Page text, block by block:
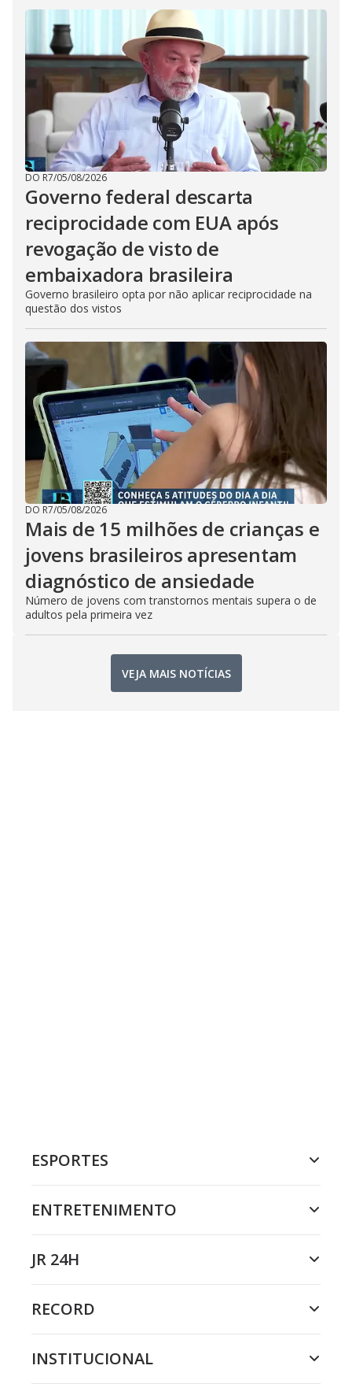
DO R7/05/08/2026
Governo federal descarta
reciprocidade com EUA após
revogação de visto de
embaixadora brasileira
Governo brasileiro opta por não aplicar reciprocidade na
questão dos vistos
DO R7/05/08/2026
Mais de 15 milhões de crianças e
jovens brasileiros apresentam
diagnóstico de ansiedade
Número de jovens com transtornos mentais supera o de
adultos pela primeira vez
VEJA MAIS NOTÍCIAS
ESPORTES
ENTRETENIMENTO
JR 24H
RECORD
INSTITUCIONAL